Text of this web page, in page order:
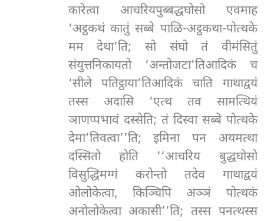
कारेत्वा आचरियपुब्बद्धघोसो एवमाह
‘अट्ठकथं कातुं सब्बे पाळि-अट्ठकथा-पोत्थके
मम देथा’ति; सो संघो तं वीमंसितुं
संयुत्तनिकायतो ‘अन्तोजटा’तिआदिकं च
‘सीले पतिट्ठाया’तिआदिकं चाति गाथाद्वयं
तस्स अदासि ‘एत्थ तव सामत्थियं
ञाणप्पभावं दस्सेति; तं दिस्वा सब्बे पोत्थके
देमा’तिवत्वा’’ति; इमिना पन अयमत्था
दस्सितो होति ‘‘आचरिय बुद्धघोसो
विसुद्धिमग्गं करोन्तो तदेव गाथाद्वयं
ओलोकेत्वा, किञ्चिपि अञ्ञं पोत्थकं
अनोलोकेत्वा अकासी’’ति; तस्स पनत्थस्स